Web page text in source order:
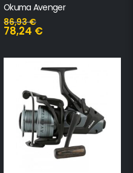
Okuma Avenger
86,93€
78,24 €